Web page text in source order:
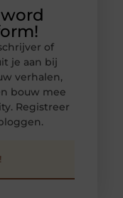
of
je aan bij
verhalen,
bouw mee
Registreer